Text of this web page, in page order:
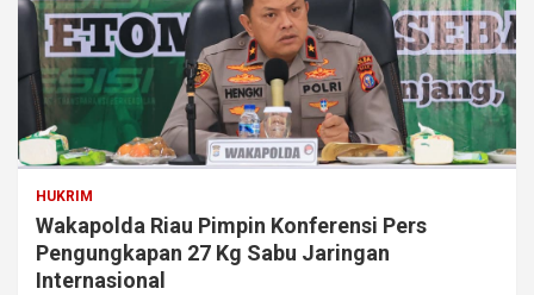
HUKRIM
Wakapolda Riau Pimpin Konferensi Pers
Pengungkapan 27 Kg Sabu Jaringan
Internasional